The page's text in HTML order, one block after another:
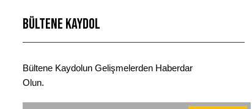
Bültene Kaydol
Bültene Kaydolun Gelişmelerden Haberdar
Olun.